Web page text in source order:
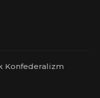
Konfederalizm